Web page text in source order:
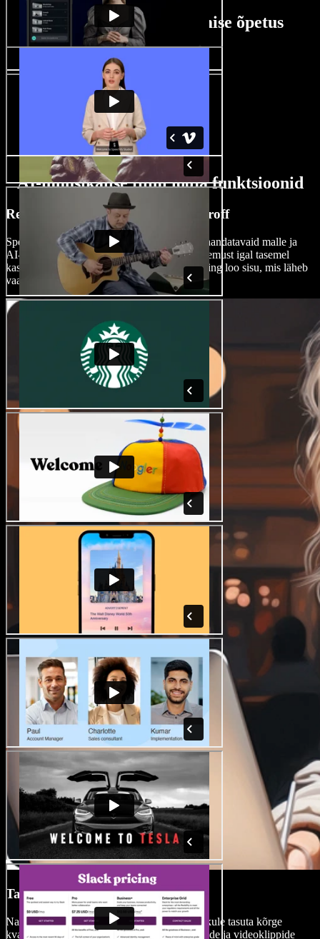
Muusikalise filmi tegemise õpetus
AI-muusikalise filmi looja funktsioonid
Redigeeri muusikalisi filme nagu proff
Speechify Studio pakub lohistamisliidest, kohandatavaid malle ja
AI-efekte, pakkudes sujuvat redigeerimiskogemust igal tasemel
kasutajale. Lisa oma muusikalidele erilisust ning loo sisu, mis läheb
vaatajatele tõeliselt korda.
Tasuta meediateek
Naudi juurdepääsu Speechify Studio ulatuslikule tasuta kõrge
kvaliteediga muusikafailide, heliefektide, piltide ja videoklippide